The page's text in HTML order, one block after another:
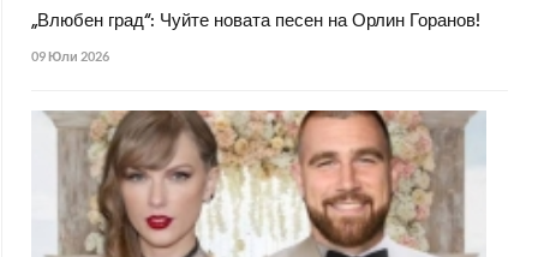
„Влюбен град“: Чуйте новата песен на Орлин Горанов!
09 Юли 2026